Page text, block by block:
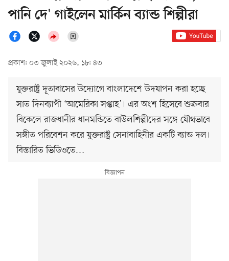
পানি দে' গাইলেন মার্কিন ব্যান্ড শিল্পীরা
প্রকাশ: ০৩ জুলাই ২০২৬, ১৮: ৪৩
যুক্তরাষ্ট্র দূতাবাসের উদ্যোগে বাংলাদেশে উদযাপন করা হচ্ছে
সাত দিনব্যাপী ‘আমেরিকা সপ্তাহ’। এর অংশ হিসেবে শুক্রবার
বিকেলে রাজধানীর ধানমন্ডিতে বাউলশিল্পীদের সঙ্গে যৌথভাবে
সঙ্গীত পরিবেশন করে যুক্তরাষ্ট্র সেনাবাহিনীর একটি ব্যান্ড দল।
বিস্তারিত ভিডিওতে…